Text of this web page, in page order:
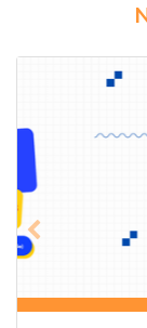
Previous